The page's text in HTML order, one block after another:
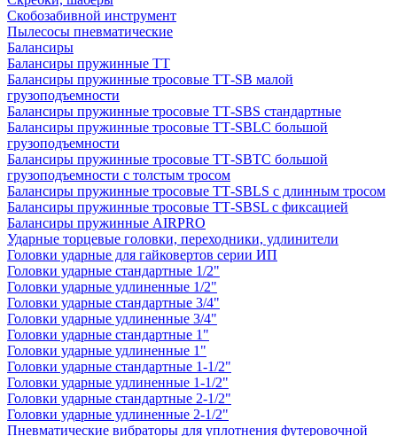
Скобозабивной инструмент
Пылесосы пневматические
Балансиры
Балансиры пружинные TT
Балансиры пружинные тросовые ТТ-SB малой
грузоподъемности
Балансиры пружинные тросовые ТТ-SBS стандартные
Балансиры пружинные тросовые ТТ-SBLC большой
грузоподъемности
Балансиры пружинные тросовые ТТ-SBTC большой
грузоподъемности с толстым тросом
Балансиры пружинные тросовые ТТ-SBLS с длинным тросом
Балансиры пружинные тросовые ТТ-SBSL с фиксацией
Балансиры пружинные AIRPRO
Ударные торцевые головки, переходники, удлинители
Головки ударные для гайковертов серии ИП
Головки ударные стандартные 1/2"
Головки ударные удлиненные 1/2"
Головки ударные стандартные 3/4"
Головки ударные удлиненные 3/4"
Головки ударные стандартные 1"
Головки ударные удлиненные 1"
Головки ударные стандартные 1-1/2"
Головки ударные удлиненные 1-1/2"
Головки ударные стандартные 2-1/2"
Головки ударные удлиненные 2-1/2"
Пневматические вибраторы для уплотнения футеровочной